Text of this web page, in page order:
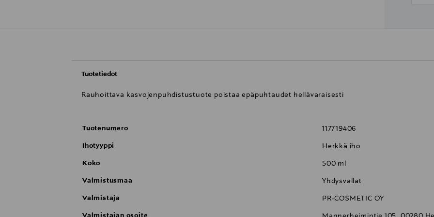
Tuotetiedot
Rauhoittava kasvojenpuhdistustuote poistaa epäpuhtaudet hellävaraisesti
Tuotenumero 117719406
Ihotyyppi Herkkä iho
Koko 500 ml
Valmistusmaa Yhdysvallat
Valmistaja PR-COSMETIC OY